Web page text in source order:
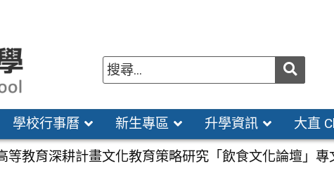
送出
學校行事曆 新生專區 升學資訊 大直
等教育深耕計畫文化教育策略研究「飲食文化論壇」